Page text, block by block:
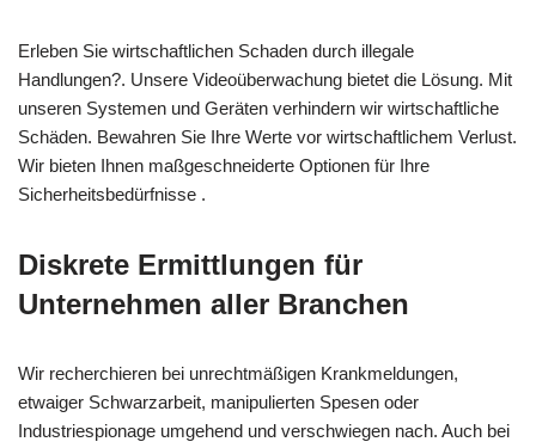
Erleben Sie wirtschaftlichen Schaden durch illegale
Handlungen?. Unsere Videoüberwachung bietet die Lösung. Mit
unseren Systemen und Geräten verhindern wir wirtschaftliche
Schäden. Bewahren Sie Ihre Werte vor wirtschaftlichem Verlust.
Wir bieten Ihnen maßgeschneiderte Optionen für Ihre
Sicherheitsbedürfnisse .
Diskrete Ermittlungen für
Unternehmen aller Branchen
Wir recherchieren bei unrechtmäßigen Krankmeldungen,
etwaiger Schwarzarbeit, manipulierten Spesen oder
Industriespionage umgehend und verschwiegen nach. Auch bei